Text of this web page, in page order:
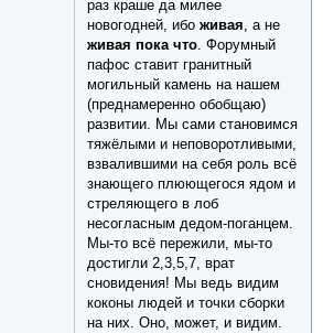
раз краше да милее
новогодней, ибоживая, а не
живая пока что. Форумный
пафос ставит гранитный
могильный камень на нашем
(преднамеренно обобщаю)
развитии. Мы сами становимся
тяжёлыми и неповоротливыми,
взвалившими на себя роль всё
знающего плюющегося ядом и
стреляющего в лоб
несогласным дедом-поганцем.
Мы-то всё пережили, мы-то
достигли 2,3,5,7, врат
сновидения! Мы ведь видим
коконы людей и точки сборки
на них. Оно, может, и видим.